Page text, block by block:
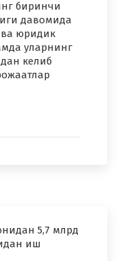
биринчи
давомида
юридик
уларнинг
келиб
5,7 млрд
иш